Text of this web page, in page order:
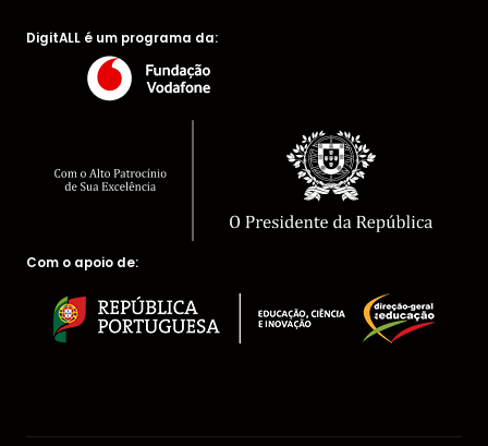
DigitALL é um programa da:
Com o apoio de: